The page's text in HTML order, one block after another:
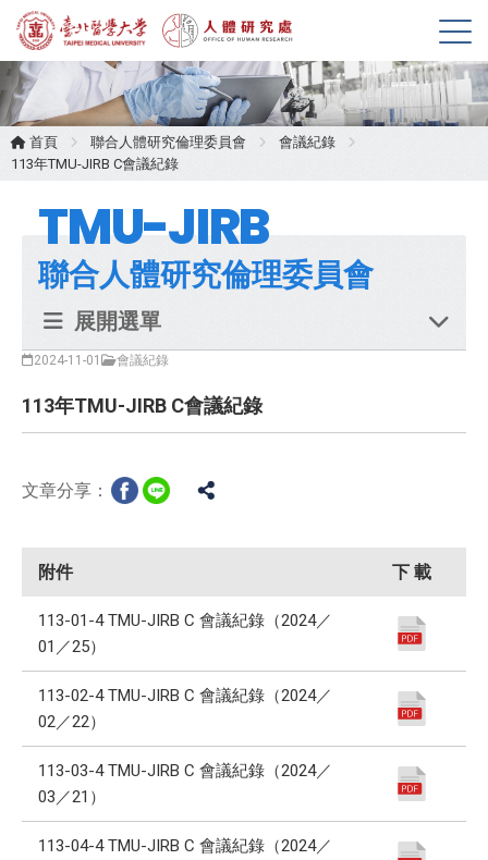
展
開
選
單
首頁 聯合人體研究倫理委員會
會議紀錄
113年TMU-JIRB C會議紀錄
TMU-JIRB
聯合人體研究倫理委員會
展開選單
2024-11-01 會議紀錄
113年TMU-JIRB C會議紀錄
文章分享：
附件 下 載
113-01-4 TMU-JIRB C 會議紀錄（2024／
01／25）
113-02-4 TMU-JIRB C 會議紀錄（2024／
02／22）
113-03-4 TMU-JIRB C 會議紀錄（2024／
03／21）
113-04-4 TMU-JIRB C 會議紀錄（2024／